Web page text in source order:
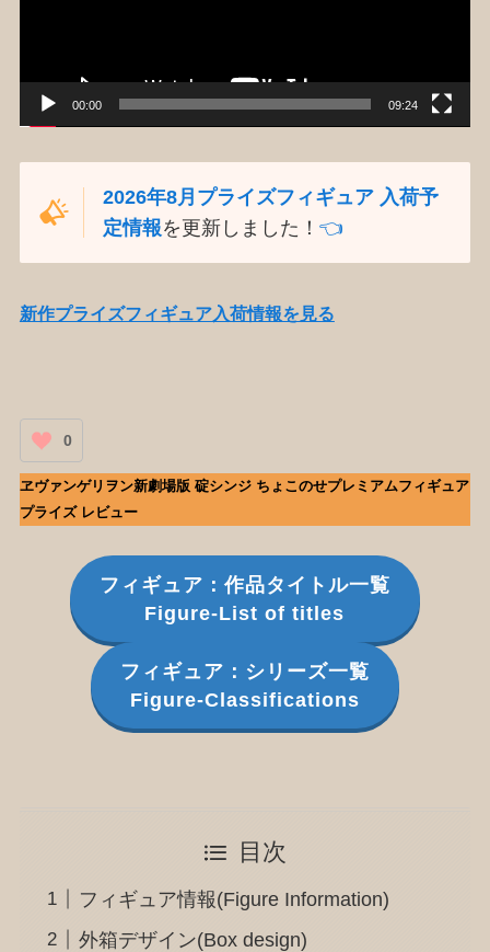
00:00 09:24
2026年8月プライズフィギュア 入荷予
定情報を更新しました！👈️
新作プライズフィギュア入荷情報を見る
0
ヱヴァンゲリヲン新劇場版 碇シンジ ちょこのせプレミアムフィギュア
プライズ レビュー
フィギュア：作品タイトル一覧
Figure-List of titles
フィギュア：シリーズ一覧
Figure-Classifications
目次
フィギュア情報(Figure Information)
外箱デザイン(Box design)